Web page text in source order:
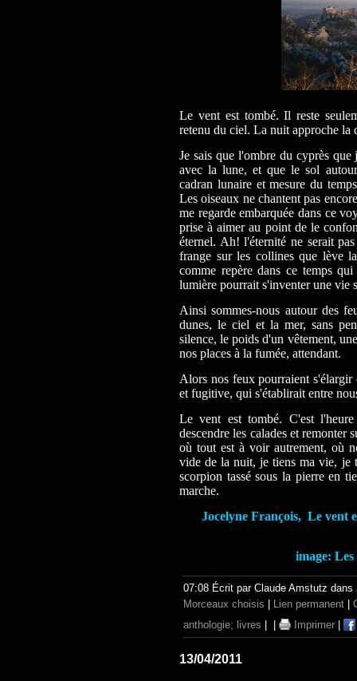
Le vent est tombé. Il reste
retenu du ciel. La nuit approche la
Je sais que l'ombre du cyprès
avec la lune, et que le sol
cadran lunaire et mesure du
Les oiseaux ne chantent pas
me regarde embarquée dans ce
prise à aimer au point de le
éternel. Ah! l'éternité ne serait
frange sur les collines que lève
comme repère dans ce temps
lumière pourrait s'inventer une vie
Ainsi sommes-nous autour des
dunes, le ciel et la mer, sans
silence, le poids d'un vêtement,
nos places à la fumée, attendant.
Alors nos feux pourraient s'élargir
et fugitive, qui s'établirait entre
Le vent est tombé. C'est
descendre les calades et remonter
où tout est à voir autrement, où
vide de la nuit, je tiens ma vie, je
scorpion tassé sous la pierre en
marche.
Jocelyne François, Le vent
image:
07:08 Écrit par Claude Amstutz dans
Morceaux choisis
Lien permanent
anthologie; livres
Imprimer
13/04/2011